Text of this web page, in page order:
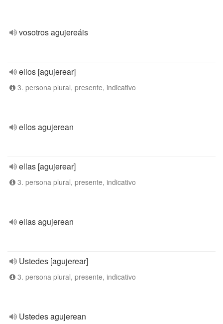
vosotros agujereáis
ellos [agujerear]
3. persona plural, presente, indicativo
ellos agujerean
ellas [agujerear]
3. persona plural, presente, indicativo
ellas agujerean
Ustedes [agujerear]
3. persona plural, presente, indicativo
Ustedes agujerean